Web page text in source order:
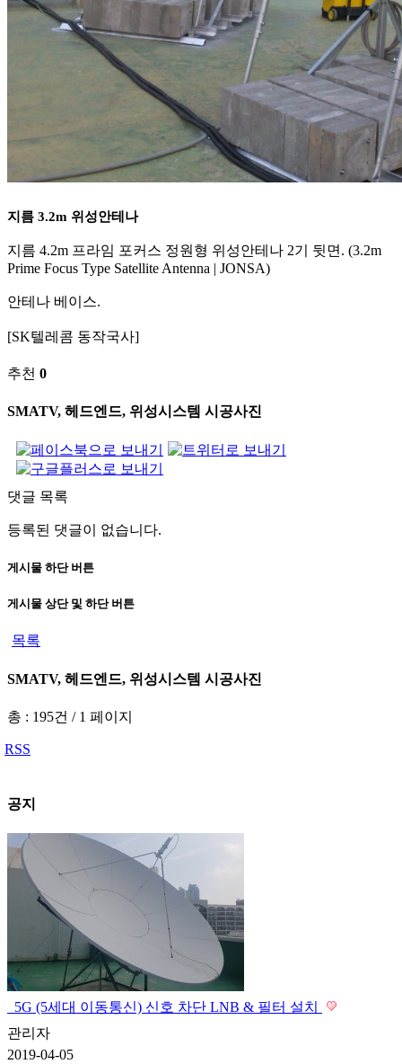
지름 3.2m 위성안테나
지름 4.2m 프라임 포커스 정원형 위성안테나 2기 뒷면. (3.2m
Prime Focus Type Satellite Antenna | JONSA)
안테나 베이스.
[SK텔레콤 동작국사]
추천 0
SMATV, 헤드엔드, 위성시스템 시공사진
댓글 목록
등록된 댓글이 없습니다.
게시물 하단 버튼
게시물 상단 및 하단 버튼
목록
SMATV, 헤드엔드, 위성시스템 시공사진
총 : 195건 /1 페이지
RSS
공지
5G (5세대 이동통신) 신호 차단 LNB & 필터 설치
관리자
2019-04-05